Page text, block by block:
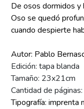
De osos dormidos y
Oso se quedó
cuando despierte
Autor: Pablo
Edición: tapa blanda
Tamaño: 23x21cm
Cantidad de
Tipografía: imprenta